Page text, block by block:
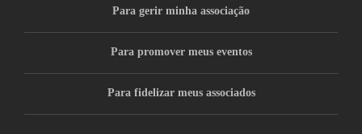
Para gerir minha associação
Para promover meus eventos
Para fidelizar meus associados